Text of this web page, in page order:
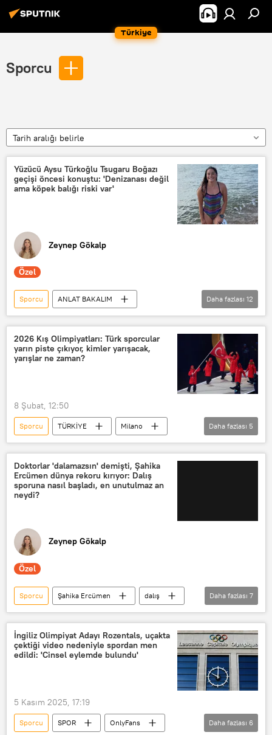
Türkiye
Sporcu
Tarih aralığı belirle
Yüzücü Aysu Türkoğlu Tsugaru Boğazı
geçişi öncesi konuştu: 'Denizanası değil
ama köpek balığı riski var'
Zeynep Gökalp
Özel
Sporcu
ANLAT BAKALIM
Aysu Türkoğlu
Yüzücü
yüzücü
ultra maraton yüzücüsü
Maraton
tsugaru kanalı
Hawaii
Daha fazlası 12
2026 Kış Olimpiyatları: Türk sporcular
yarın piste çıkıyor, kimler yarışacak,
yarışlar ne zaman?
8 Şubat, 12:50
Sporcu TÜRKİYE
Milano
İstanbul
2026 Kış Olimpiyatları
2026 Milano-Cortina Kış Olimpiyatları
Fatih Arda İpçioğlu
Fatih Arda İpcioğlu
Daha fazlası 5
Doktorlar 'dalamazsın' demişti, Şahika
Ercümen dünya rekoru kırıyor: Dalış
sporuna nasıl başladı, en unutulmaz an
neydi?
Zeynep Gökalp
Özel
Sporcu Şahika Ercümen
dalış
Rekor
Cumhuriyet
29 Ekim Cumhuriyet Bayramı
Gazze
Anlat Bakalım
ANLAT BAKALIM
Daha fazlası 7
İngiliz Olimpiyat Adayı Rozentals, uçakta
çektiği video nedeniyle spordan men
edildi: 'Cinsel eylemde bulundu'
5 Kasım 2025, 17:19
Sporcu SPOR
OnlyFans
Daha fazlası 6